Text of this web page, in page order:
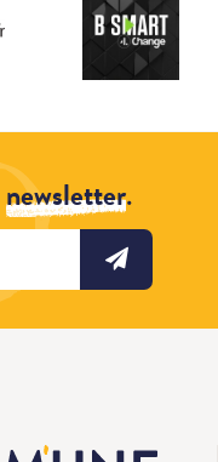
newsletter.